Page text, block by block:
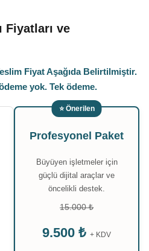
Fiyatları ve
Fiyat Aşağıda Belirtilmiştir.
yok. Tek ödeme.
⭐ Önerilen
Profesyonel Paket
Büyüyen işletmeler için
güçlü dijital araçlar ve
öncelikli destek.
15.000 ₺
9.500 ₺ + KDV